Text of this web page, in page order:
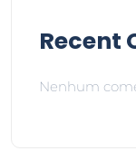
Recent
Nenhum